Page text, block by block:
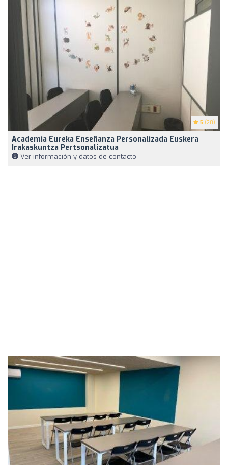
5 (20)
Academia Eureka Enseñanza Personalizada Euskera
Irakaskuntza Pertsonalizatua
Ver información y datos de contacto